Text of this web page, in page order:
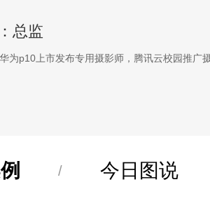
总监
为p10上市发布专用摄影师，腾讯云校园推广
/ 今日图说